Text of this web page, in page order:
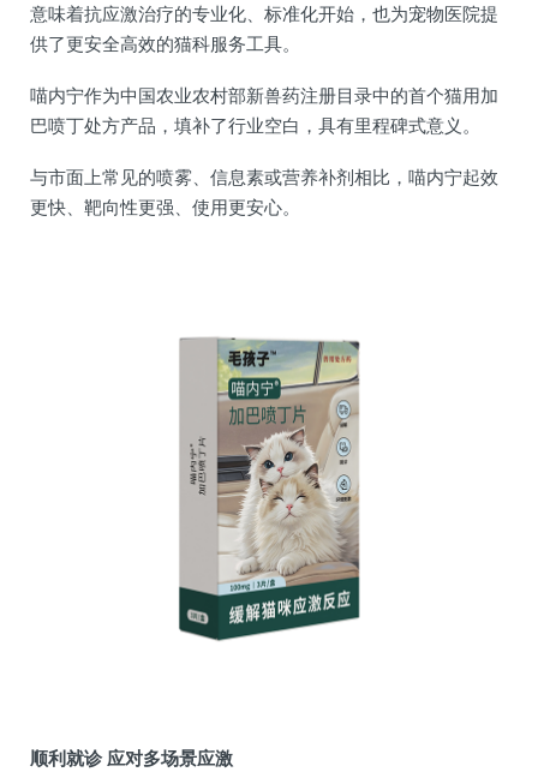
意味着抗应激治疗的专业化、标准化开始，也为宠物医院提
供了更安全高效的猫科服务工具。
喵内宁作为中国农业农村部新兽药注册目录中的首个猫用加
巴喷丁处方产品，填补了行业空白，具有里程碑式意义。
与市面上常见的喷雾、信息素或营养补剂相比，喵内宁起效
更快、靶向性更强、使用更安心。
顺利就诊 应对多场景应激